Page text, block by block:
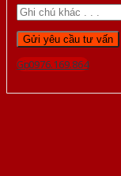
Gọi 0976.169.864